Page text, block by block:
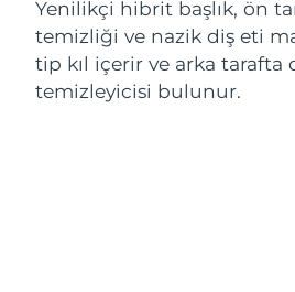
Yenilikçi hibrit başlık, ön
temizliği ve nazik diş eti
tip kıl içerir ve arka tarafta
temizleyicisi bulunur.
Çin Makao ÖİB
Malezya